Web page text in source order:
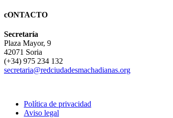
cONTACTO
Secretaría
Plaza Mayor, 9
42071 Soria
(+34) 975 234 132
secretaria@redciudadesmachadianas.org
Política de privacidad
Aviso legal